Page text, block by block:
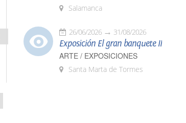
Salamanca
26/06/2026 31/08/2026
Exposición El gran banquete II
ARTE / EXPOSICIONES
Santa Marta de Tormes